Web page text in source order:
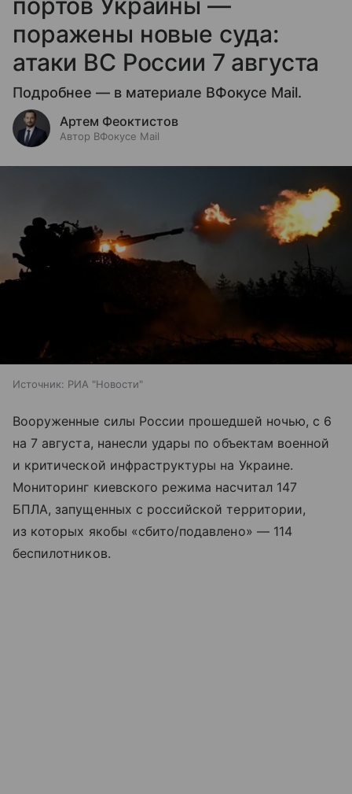
поражены новые суда:
атаки ВС России 7 августа
Подробнее — в материале ВФокусе Mail.
Артем Феоктистов
Автор ВФокусе Mail
Источник: РИА "Новости"
Вооруженные силы России прошедшей ночью, с 6
на 7 августа, нанесли удары по объектам военной
и критической инфраструктуры на Украине.
Мониторинг киевского режима насчитал 147
БПЛА, запущенных с российской территории,
из которых якобы «сбито/подавлено» — 114
беспилотников.